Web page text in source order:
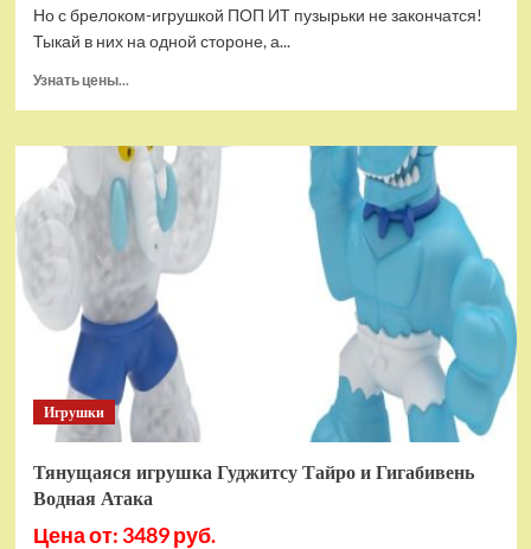
Но с брелоком-игрушкой ПОП ИТ пузырьки не закончатся!
Тыкай в них на одной стороне, а...
Узнать цены...
Брелок-
игрушка
POP
Квадрат
антистресс
(тактильная,
сенсорная)
Игрушки
Тянущаяся игрушка Гуджитсу Тайро и Гигабивень
Водная Атака
Цена от: 3489 руб.